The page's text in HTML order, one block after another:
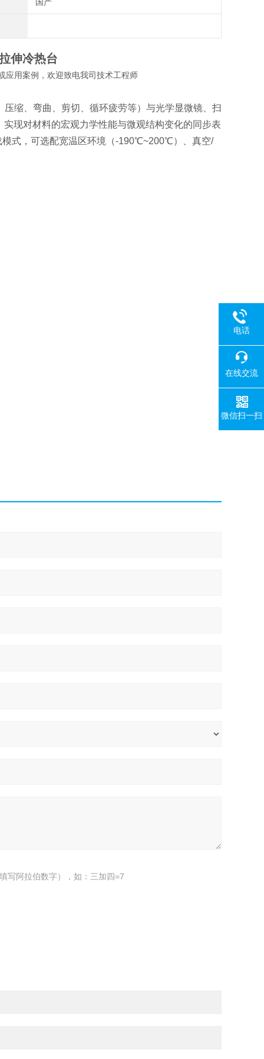
伸冷热台
应用案例，欢迎致电我司技术工程师
缩、弯曲、剪切、循环疲劳等）与光学显微镜、扫
现对材料的宏观力学性能与微观结构变化的同步表
式，可选配宽温区环境（-190℃~200℃）、真空/
写阿拉伯数字），如：三加四=7
电话
在线交流
微信扫一扫